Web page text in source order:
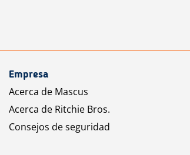
Empresa
Acerca de Mascus
Acerca de Ritchie Bros.
Consejos de seguridad